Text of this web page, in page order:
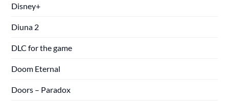
Disney+
Diuna 2
DLC for the game
Doom Eternal
Doors – Paradox